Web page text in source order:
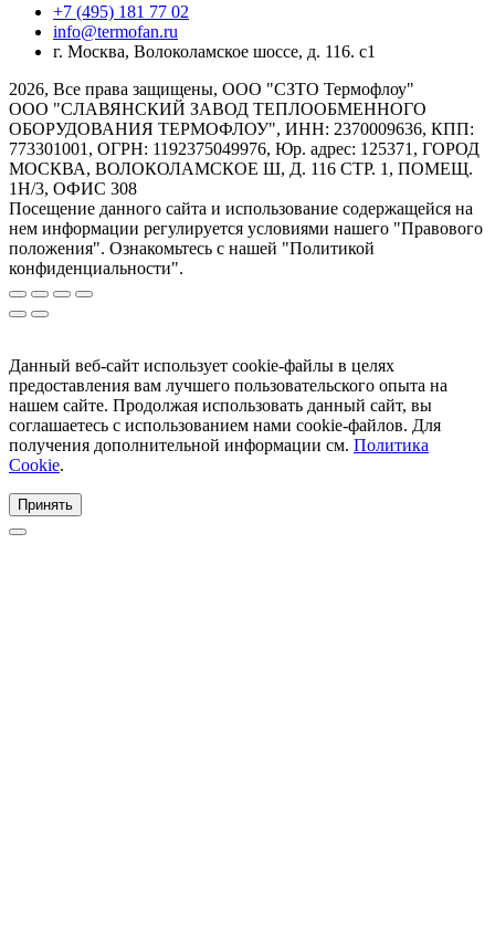
+7 (495) 181 77 02
info@termofan.ru
г. Москва, Волоколамское шоссе, д. 116. с1
2026, Все права защищены, ООО "СЗТО Термофлоу"
ООО "СЛАВЯНСКИЙ ЗАВОД ТЕПЛООБМЕННОГО
ОБОРУДОВАНИЯ ТЕРМОФЛОУ", ИНН: 2370009636, КПП:
773301001, ОГРН: 1192375049976, Юр. адрес: 125371, ГОРОД
МОСКВА, ВОЛОКОЛАМСКОЕ Ш, Д. 116 СТР. 1, ПОМЕЩ.
1Н/3, ОФИС 308
Посещение данного сайта и использование содержащейся на
нем информации регулируется условиями нашего "Правового
положения". Ознакомьтесь с нашей "Политикой
конфиденциальности".
Данный веб-сайт использует cookie-файлы в целях
предоставления вам лучшего пользовательского опыта на
нашем сайте. Продолжая использовать данный сайт, вы
соглашаетесь с использованием нами cookie-файлов. Для
получения дополнительной информации см. Политика
Cookie.
Принять